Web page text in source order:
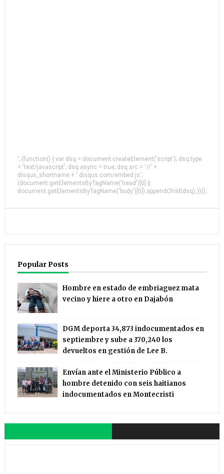
'; (function() { var dsq = document.createElement('script'); dsq.type
= 'text/javascript'; dsq.async = true; dsq.src = '//' +
disqus_shortname + '.disqus.com/embed.js';
(document.getElementsByTagName('head')[0] ||
document.getElementsByTagName('body')[0]).appendChild(dsq); })();
Popular Posts
Hombre en estado de embriaguez mata
vecino y hiere a otro en Dajabón
DGM deporta 34,873 indocumentados en
septiembre y sube a 370,240 los
devueltos en gestión de Lee B.
Envían ante el Ministerio Público a
hombre detenido con seis haitianos
indocumentados en Montecristi